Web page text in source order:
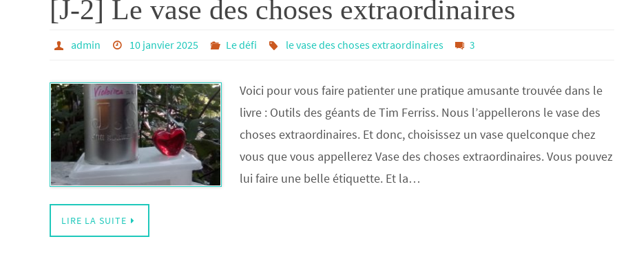
[J-2] Le vase des choses extraordinaires
admin 10 janvier 2025 Le défi le vase des choses extraordinaires 3
Voici pour vous faire patienter une pratique amusante trouvée dans le
livre : Outils des géants de Tim Ferriss. Nous l’appellerons le vase des
choses extraordinaires. Et donc, choisissez un vase quelconque chez
vous que vous appellerez Vase des choses extraordinaires. Vous pouvez
lui faire une belle étiquette. Et la…
LIRE LA SUITE